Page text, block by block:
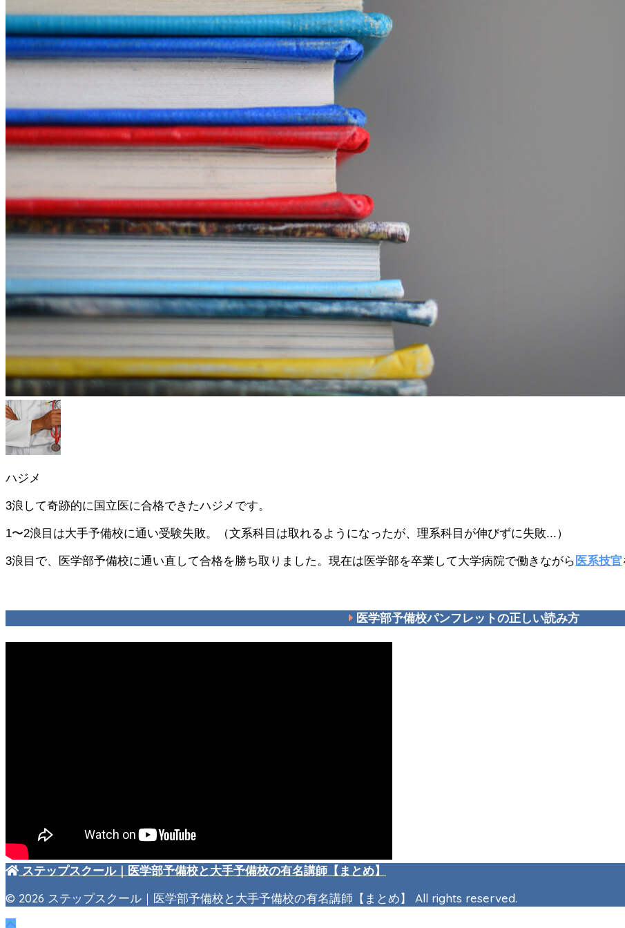
ハジメ
3浪して奇跡的に国立医に合格できたハジメです。
1〜2浪目は大手予備校に通い受験失敗。（文系科目は取れるようになったが、理系科目が伸びずに失敗...）
3浪目で、医学部予備校に通い直して合格を勝ち取りました。現在は医学部を卒業して大学病院で働きながら 医系技官
医学部予備校パンフレットの正しい読み方
ステップスクール｜医学部予備校と大手予備校の有名講師【まとめ】
© 2026 ステップスクール｜医学部予備校と大手予備校の有名講師【まとめ】 All rights reserved.